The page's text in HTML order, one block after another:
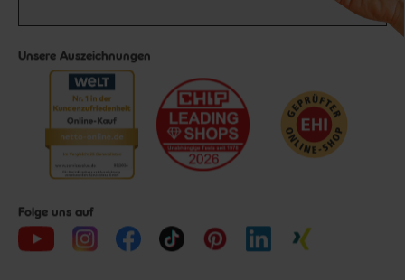
Unsere Auszeichnungen
Folge uns auf